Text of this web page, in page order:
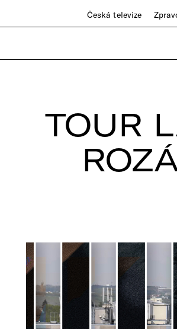
Česká televize
TOUR